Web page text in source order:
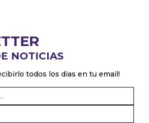
NOTICIAS
todos los dias en tu email!